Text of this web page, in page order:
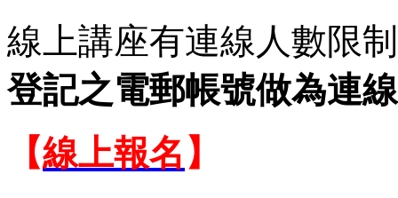
線上講座有連線人數限
登記之電郵帳號做為連
【線上報名 】